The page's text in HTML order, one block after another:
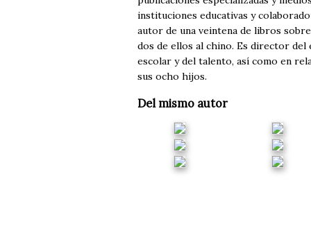
instituciones educativas y
autor de una veintena de libros
dos de ellos al chino. Es director del
escolar y del talento, así como en
sus ocho hijos.
Del mismo autor